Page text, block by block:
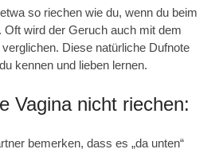
so riechen wie du, wenn du beim
wird der Geruch auch mit dem
Diese natürliche Dufnote
kennen und lieben lernen.
Vagina nicht riechen:
bemerken, dass es „da unten“